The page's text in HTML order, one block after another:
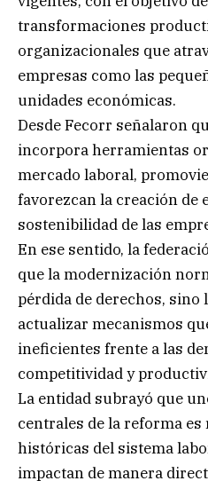
transformaciones
organizacionales que
empresas como las
unidades económicas.
Desde Fecorr señalaron
incorpora herramientas
mercado laboral,
favorezcan la creación de
sostenibilidad de las
En ese sentido, la
que la modernización
pérdida de derechos, sino
actualizar mecanismos
ineficientes frente a las
competitividad y
La entidad subrayó que
centrales de la reforma
históricas del sistema
impactan de manera